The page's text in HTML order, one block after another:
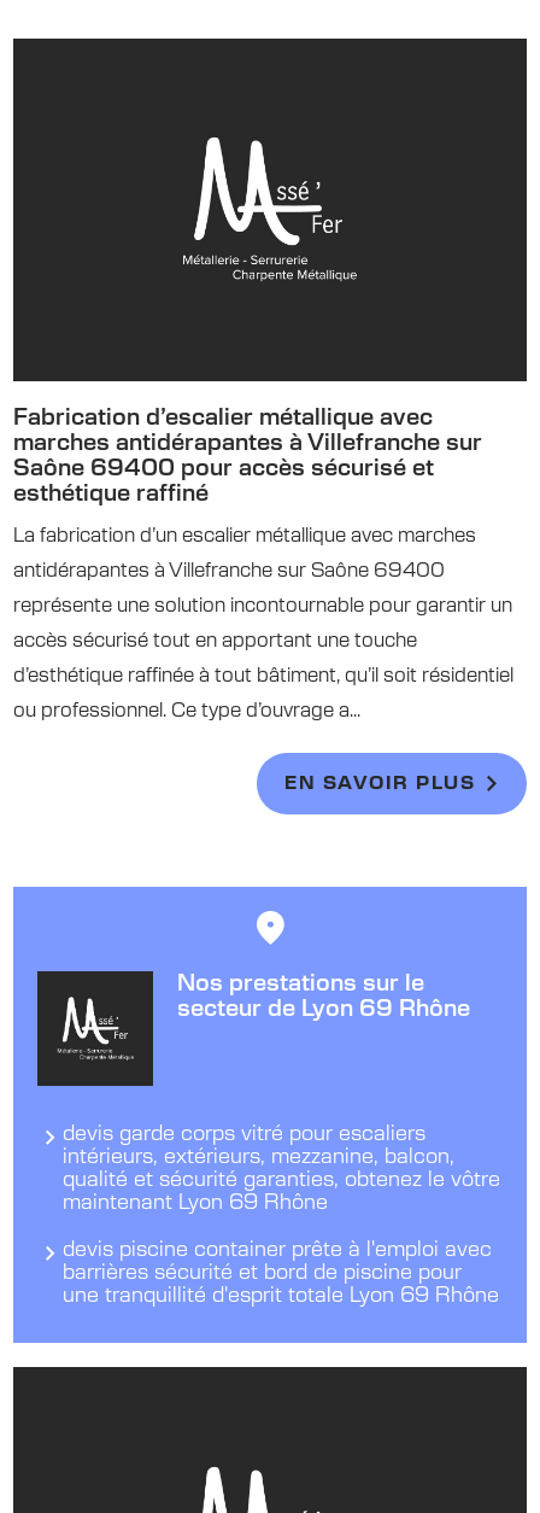
Fabrication d’escalier métallique avec
marches antidérapantes à Villefranche sur
Saône 69400 pour accès sécurisé et
esthétique raffiné
La fabrication d’un escalier métallique avec marches
antidérapantes à Villefranche sur Saône 69400
représente une solution incontournable pour garantir un
accès sécurisé tout en apportant une touche
d’esthétique raffinée à tout bâtiment, qu’il soit résidentiel
ou professionnel. Ce type d’ouvrage a...
EN SAVOIR PLUS
Nos prestations sur le
secteur de Lyon 69 Rhône
devis garde corps vitré pour escaliers
intérieurs, extérieurs, mezzanine, balcon,
qualité et sécurité garanties, obtenez le vôtre
maintenant Lyon 69 Rhône
devis piscine container prête à l'emploi avec
barrières sécurité et bord de piscine pour
une tranquillité d'esprit totale Lyon 69 Rhône